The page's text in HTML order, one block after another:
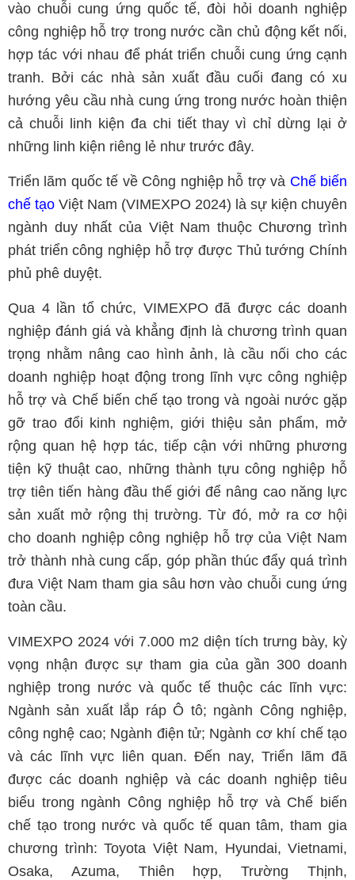
vào chuỗi cung ứng quốc tế, đòi hỏi doanh nghiệp
công nghiệp hỗ trợ trong nước cần chủ động kết nối,
hợp tác với nhau để phát triển chuỗi cung ứng cạnh
tranh. Bởi các nhà sản xuất đầu cuối đang có xu
hướng yêu cầu nhà cung ứng trong nước hoàn thiện
cả chuỗi linh kiện đa chi tiết thay vì chỉ dừng lại ở
những linh kiện riêng lẻ như trước đây.
Triển lãm quốc tế về Công nghiệp hỗ trợ và Chế biến
chế tạo Việt Nam (VIMEXPO 2024) là sự kiện chuyên
ngành duy nhất của Việt Nam thuộc Chương trình
phát triển công nghiệp hỗ trợ được Thủ tướng Chính
phủ phê duyệt.
Qua 4 lần tổ chức, VIMEXPO đã được các doanh
nghiệp đánh giá và khẳng định là chương trình quan
trọng nhằm nâng cao hình ảnh, là cầu nối cho các
doanh nghiệp hoạt động trong lĩnh vực công nghiệp
hỗ trợ và Chế biến chế tạo trong và ngoài nước gặp
gỡ trao đổi kinh nghiệm, giới thiệu sản phẩm, mở
rộng quan hệ hợp tác, tiếp cận với những phương
tiện kỹ thuật cao, những thành tựu công nghiệp hỗ
trợ tiên tiến hàng đầu thế giới để nâng cao năng lực
sản xuất mở rộng thị trường. Từ đó, mở ra cơ hội
cho doanh nghiệp công nghiệp hỗ trợ của Việt Nam
trở thành nhà cung cấp, góp phần thúc đẩy quá trình
đưa Việt Nam tham gia sâu hơn vào chuỗi cung ứng
toàn cầu.
VIMEXPO 2024 với 7.000 m2 diện tích trưng bày, kỳ
vọng nhận được sự tham gia của gần 300 doanh
nghiệp trong nước và quốc tế thuộc các lĩnh vực:
Ngành sản xuất lắp ráp Ô tô; ngành Công nghiệp,
công nghệ cao; Ngành điện tử; Ngành cơ khí chế tạo
và các lĩnh vực liên quan. Đến nay, Triển lãm đã
được các doanh nghiệp và các doanh nghiệp tiêu
biểu trong ngành Công nghiệp hỗ trợ và Chế biến
chế tạo trong nước và quốc tế quan tâm, tham gia
chương trình: Toyota Việt Nam, Hyundai, Vietnami,
Osaka, Azuma, Thiên hợp, Trường Thịnh,